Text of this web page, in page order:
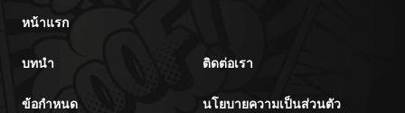
หน้าแรก
บทนำ ติดต่อเรา
ข้อกำหนด นโยบายความเป็นส่วนตัว